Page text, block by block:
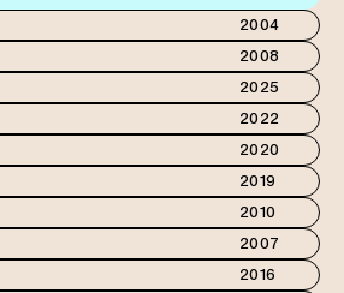
2004
2008
2025
2022
2020
2019
2010
2007
2016